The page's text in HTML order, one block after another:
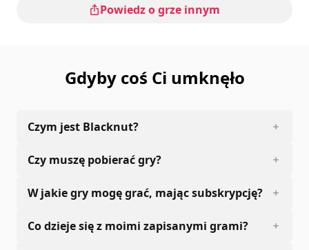
Tryb multiplayer: Local, Competition, 2 to 4 Players
Powiedz o grze innym
Gdyby coś Ci umknęło
Czym jest Blacknut?
Czy muszę pobierać gry?
W jakie gry mogę grać, mając subskrypcję?
Co dzieje się z moimi zapisanymi grami?